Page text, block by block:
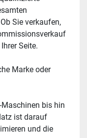
Sie verkaufen,
Seite.
Marke oder
bis hin
ist darauf
und die